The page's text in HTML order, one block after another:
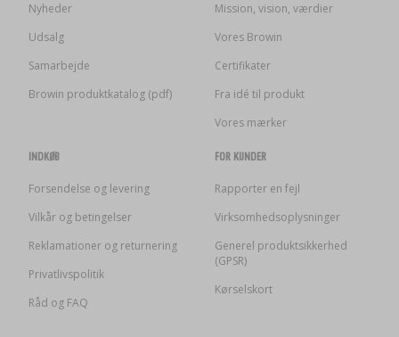
Nyheder
Udsalg
Samarbejde
Browin produktkatalog (pdf)
Mission, vision, værdier
Vores Browin
Certifikater
Fra idé til produkt
Vores mærker
INDKØB
Forsendelse og levering
Vilkår og betingelser
Reklamationer og returnering
Privatlivspolitik
Råd og FAQ
FOR KUNDER
Rapporter en fejl
Virksomhedsoplysninger
Generel produktsikkerhed
(GPSR)
Kørselskort